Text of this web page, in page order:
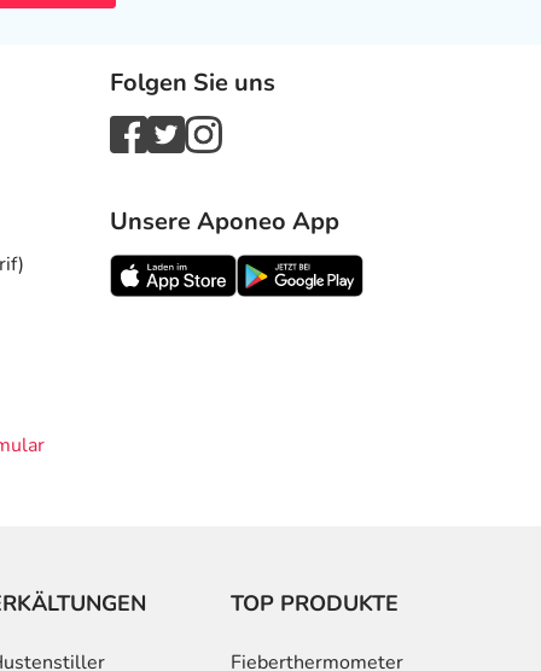
Folgen Sie uns
Unsere Aponeo App
TOP PRODUKTE
Fieberthermometer